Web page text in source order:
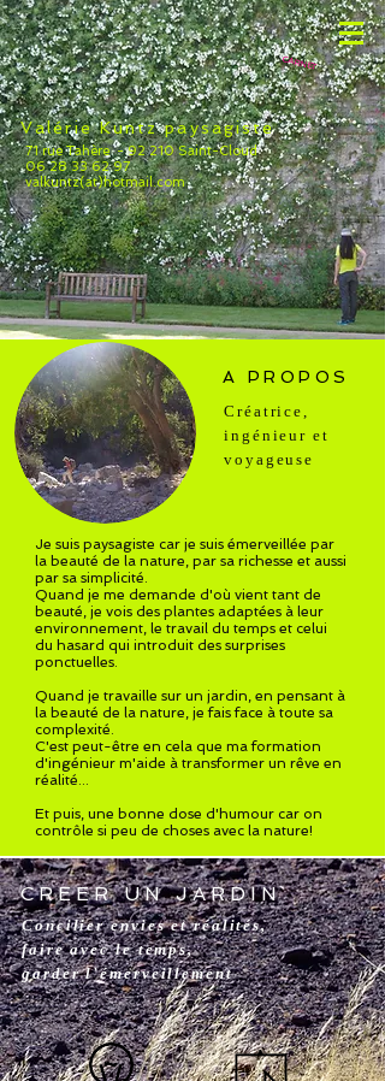
CARNET
Valérie Kuntz paysagiste
71 rue Tahère - 92 210 Saint-Cloud
06 28 33 62 97
valkuntz(at)hotmail.com
A PROPOS
Créatrice,
ingénieur et
voyageuse
Je suis paysagiste car je suis émerveillée par
la beauté de la nature, par sa richesse et aussi
par sa simplicité.
Quand je me demande d'où vient tant de
beauté, je vois des plantes adaptées à leur
environnement, le travail du temps et celui
du hasard qui introduit des surprises
ponctuelles.
Quand je travaille sur un jardin, en pensant à
la beauté de la nature, je fais face à toute sa
complexité.
C'est peut-être en cela que ma formation
d'ingénieur m'aide à transformer un rêve en
réalité...
Et puis, une bonne dose d'humour car on
contrôle si peu de choses avec la nature!
CREER UN JARDIN
Concilier envies et réalités,
faire avec le temps,
garder l'émerveillement